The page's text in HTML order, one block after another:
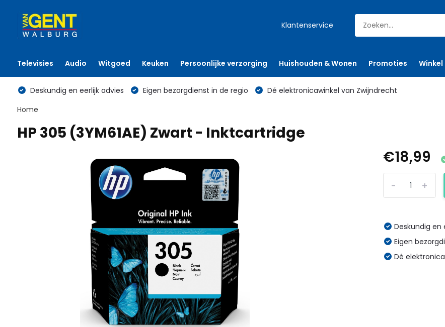
Klantenservice
Televisies Audio Witgoed Keuken Persoonlijke verzorging Huishouden & Wonen Promoties Winkel
Deskundig en eerlijk advies Eigen bezorgdienst in de regio
Dé elektronicawinkel van Zwijndrecht
Home
HP 305 (3YM61AE) Zwart - Inktcartridge
€18,99
+
-
Deskundig en
Eigen
Dé